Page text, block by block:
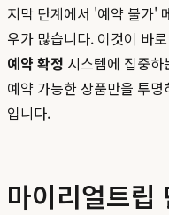
지막 단계에서 '예약 불가'
우가 많습니다. 이것이 바
예약 확정 시스템에 집중
예약 가능한 상품만을 투
입니다.
마이리얼트립